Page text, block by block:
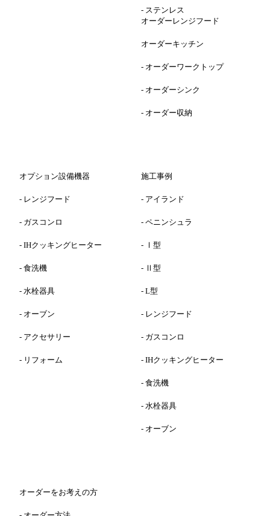
- ステンレス
オーダーレンジフード
オーダーキッチン
- オーダーワークトップ
- オーダーシンク
- オーダー収納
オプション設備機器
- レンジフード
- ガスコンロ
-IHクッキングヒーター
-食洗機
-水栓器具
- オーブン
- アクセサリー
- リフォーム
施工事例
- アイランド
- ペニンシュラ
- Ⅰ型
- Ⅱ型
- L型
- レンジフード
- ガスコンロ
- IHクッキングヒーター
- 食洗機
- 水栓器具
- オーブン
オーダーをお考えの方